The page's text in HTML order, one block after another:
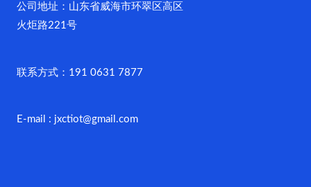
公司地址：山东省威海市环翠区高区
火炬路221号
联系方式：191 0631 7877
E-mail : jxctiot@gmail.com